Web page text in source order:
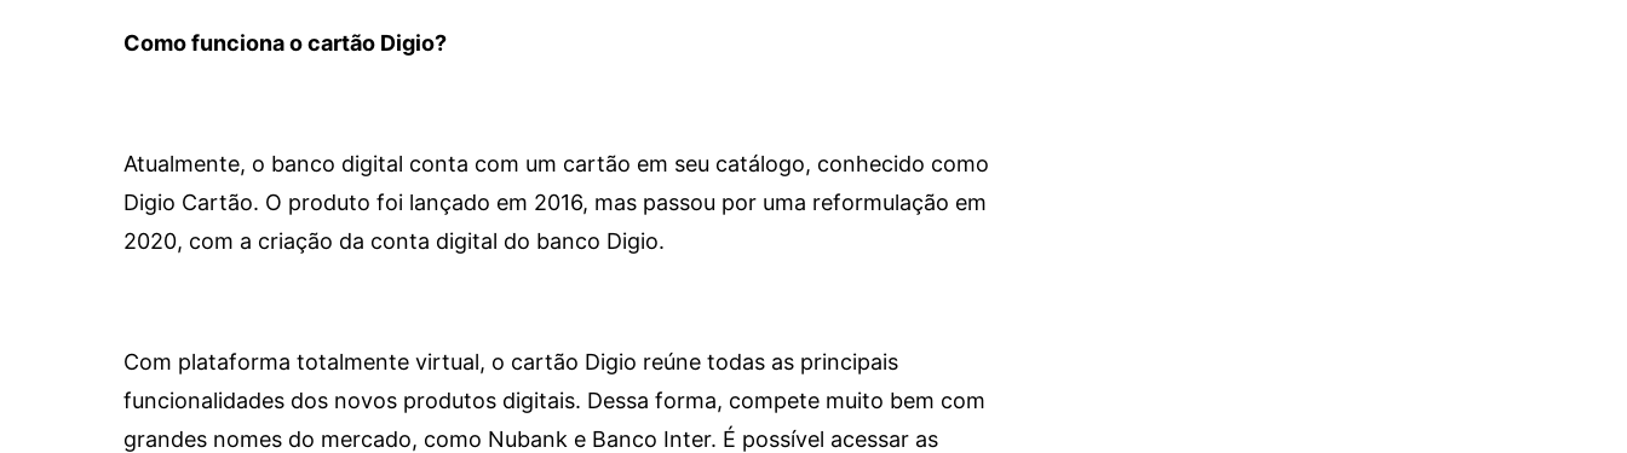
Como funciona o cartão Digio?
Atualmente, o banco digital conta com um cartão em seu catálogo, conhecido como
Digio Cartão. O produto foi lançado em 2016, mas passou por uma reformulação em
2020, com a criação da conta digital do banco Digio.
Com plataforma totalmente virtual, o cartão Digio reúne todas as principais
funcionalidades dos novos produtos digitais. Dessa forma, compete muito bem com
grandes nomes do mercado, como Nubank e Banco Inter. É possível acessar as